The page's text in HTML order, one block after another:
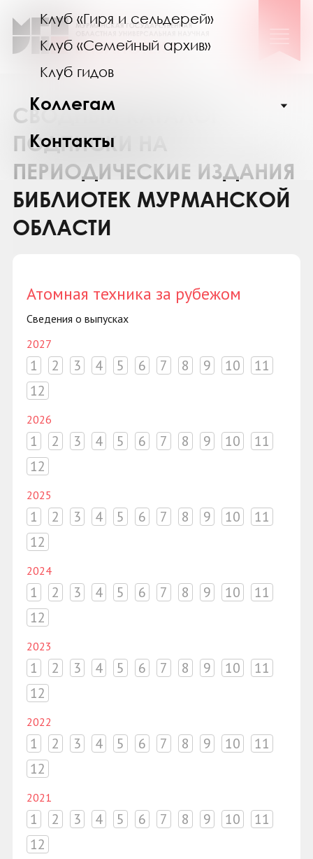
Клуб «Гиря и сельдерей»
Клуб «Семейный архив»
Клуб гидов
Коллегам
Контакты
СВОДНЫЙ КАТАЛОГ
ПОДПИСКИ НА
ПЕРИОДИЧЕСКИЕ ИЗДАНИЯ
БИБЛИОТЕК МУРМАНСКОЙ
ОБЛАСТИ
Атомная техника за рубежом
Сведения о выпусках
2027
1 2 3 4 5 6 7 8 9 10
11
12
2026
1 2 3 4 5 6 7 8 9 10
11
12
2025
1 2 3 4 5 6 7 8 9 10
11
12
2024
1 2 3 4 5 6 7 8 9 10
11
12
2023
1 2 3 4 5 6 7 8 9 10
11
12
2022
1 2 3 4 5 6 7 8 9 10
11
12
2021
1 2 3 4 5 6 7 8 9 10
11
12